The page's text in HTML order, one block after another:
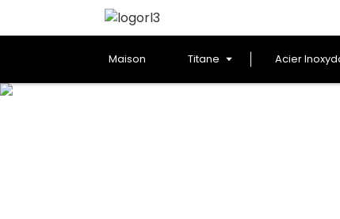
Maison Titane Acier